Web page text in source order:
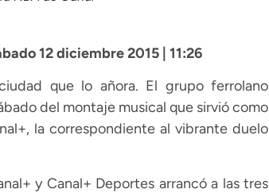
12 diciembre 2015 | 11:26
que lo añora. El grupo ferrolano
del montaje musical que sirvió como
la correspondiente al vibrante duelo
y Canal+ Deportes arrancó a las tres